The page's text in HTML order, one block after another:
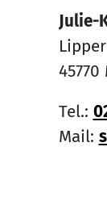
Julie-
45770
Tel.:
Mail: